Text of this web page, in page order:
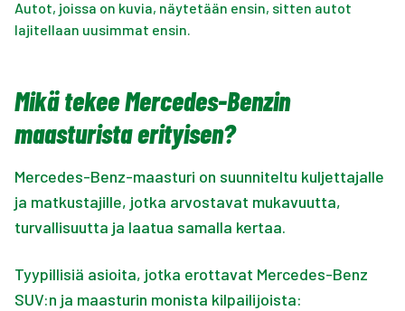
Autot, joissa on kuvia, näytetään ensin, sitten autot
lajitellaan uusimmat ensin.
Mikä tekee Mercedes-Benzin
maasturista erityisen?
Mercedes-Benz-maasturi on suunniteltu kuljettajalle
ja matkustajille, jotka arvostavat mukavuutta,
turvallisuutta ja laatua samalla kertaa.
Tyypillisiä asioita, jotka erottavat Mercedes-Benz
SUV:n ja maasturin monista kilpailijoista: